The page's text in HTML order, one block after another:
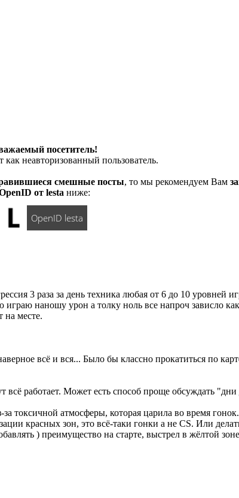
посетитель!
неавторизованный пользователь.
смешные посты, то мы рекомендуем Вам
от lesta ниже:
OpenID lesta
3 раза за день техника любая от 6 до 10 уровней
наношу урон а толку ноль все напроч зависло
на месте.
всё и вся... Было бы классно прокатиться по
всё работает. Может есть способ проще обсуждать
токсичной атмосферы, которая царила во время
красных зон, это всё-таки гонки а не CS. Или
) преимущество на старте, выстрел в жёлтой